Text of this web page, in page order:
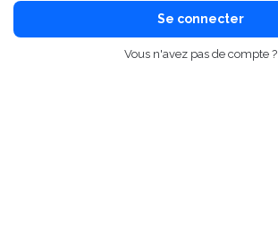
Se connecter
Vous n'avez pas de compte ?